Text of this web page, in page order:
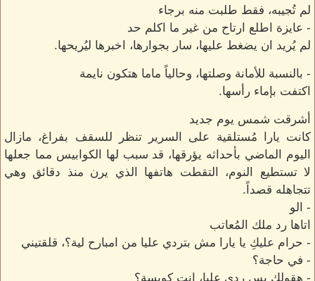
لم تُجيبه، فقط طلبت منه برجاء
- عايزة اطلع ارتاح من غير ما اكلم حد
لم يُريد ان يضغط عليها، سار بجوارها، اخبرها ليُريحها.
- بالنسبة للأمانة وصلتها، وحالياً ماما هتكون نايمة
اكتفت بإماء رأسها.
أشرقت شمس يوم جديد
كانت يارا مُستلقية على السرير تنظر للسقف بفراغ، مازال
اليوم الماضي بأحداثه يؤرقها، قد سبب لها الكوابيس مما جعلها
لا تستطيع النوم، التقطت هاتفها الذي يرن منذ دقائق وهي
تتجاهله قصداً.
- الو
اتاها رد ملك المُعاتب
- حرام عليكِ يا يارا مش بتردي عليا من امبارح لية؟، قلقتيني
- في حاجة؟
- هقولك بس ردي عليا، انتِ كويسة؟